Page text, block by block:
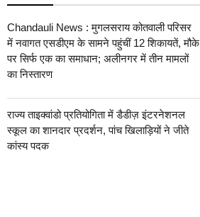
Chandauli News : मुगलसराय कोतवाली परिसर
में नवागत एसडीएम के सामने पहुंचीं 12 शिकायतें, मौके
पर सिर्फ एक का समाधान; अलीनगर में तीन मामलों
का निस्तारण
राज्य ताइक्वांडो प्रतियोगिता में डैडीज़ इंटरनेशनल
स्कूल का शानदार प्रदर्शन, पांच खिलाड़ियों ने जीते
कांस्य पदक